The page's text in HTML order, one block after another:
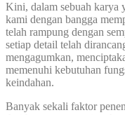
Kini, dalam sebuah karya
kami dengan bangga
telah rampung dengan
setiap detail telah
mengagumkan,
memenuhi kebutuhan
keindahan.
Banyak sekali faktor